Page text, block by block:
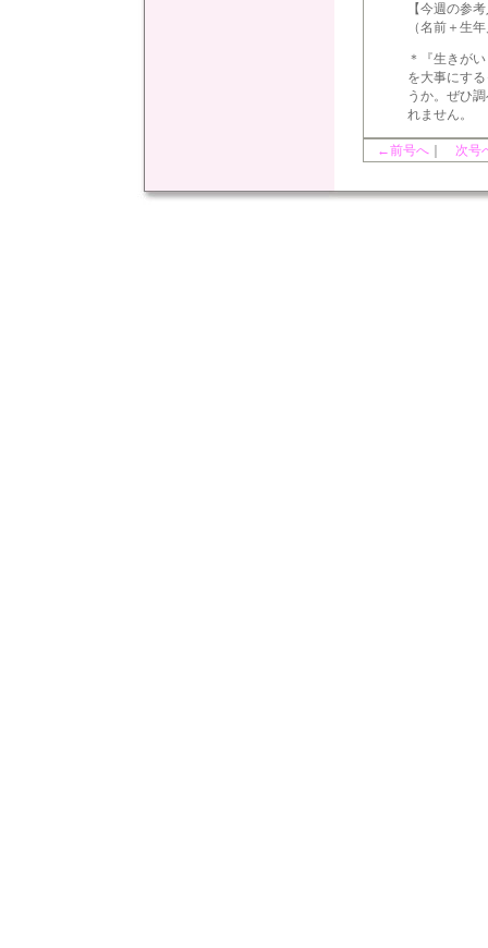
【今週の参
（名前＋生
＊『生きが
を大事にす
うか。ぜひ
れません。
←前号へ 次号